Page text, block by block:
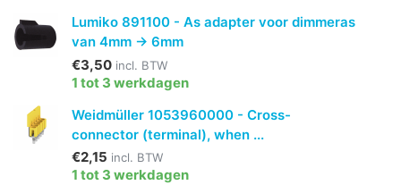
Lumiko 891100 - As adapter voor dimmeras
van 4mm -> 6mm
€3,50 incl. BTW
1 tot 3 werkdagen
Weidmüller 1053960000 - Cross-
connector (terminal), when ...
€2,15 incl. BTW
1 tot 3 werkdagen